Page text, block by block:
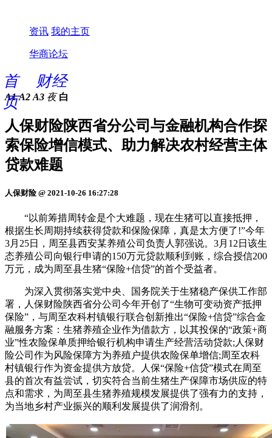
资讯 我的主页
华商论坛
首
页
财经
A1 A2 A3 夜 白
人保财险陕西省分公司与金融机构合作探
索保险增信模式、助力解决农村经营主体
贷款难题
人保财险 @ 2021-10-26 16:27:28
“以前筹措周转金是个大难题，现在生猪可以直接抵押，
根据生长周期持续获得贷款和保险保障，真是太方便了!”今年
3月25日，周至县西安某养殖公司负责人郭强说。3月12日该生
态养殖公司向银行申请的150万元贷款顺利到账，综合授信200
万元，成为周至县生猪“保险+信贷”的首个受益者。
为深入贯彻落实党中央、国务院关于生猪稳产保供工作部
署，人保财险陕西省分公司今年开创了“生物可变动资产抵押
保险”，与周至农科村镇银行联合创新推出“保险+信贷”综合金
融服务方案：生猪养殖企业作为借款方，以其投保的“政策+商
业”性农险保单质押给银行机构申请生产经营活动贷款;人保财
险公司作为风险保障方为养殖户提供农险保单增信;周至农科
村镇银行作为资金提供方放贷。人保“保险+信贷”模式在周至
县的首次有益尝试，切实符合当前生猪生产保障市场供应的特
点和需求，为周至县生猪养殖规模发展提供了强有力的支持，
为当地乡村产业振兴的顺利发展提供了润滑剂。